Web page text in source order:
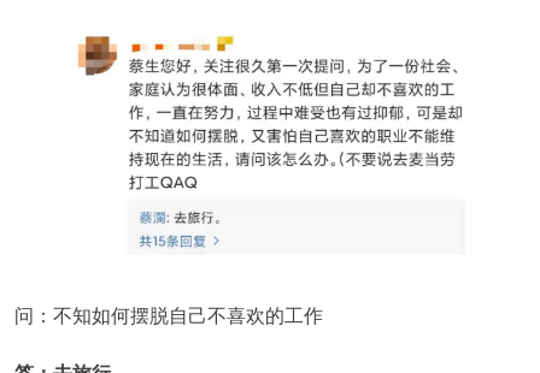
问：不知如何摆脱自己不喜欢的工作